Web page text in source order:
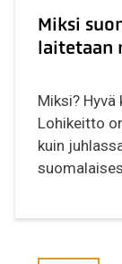
Miksi
laitetaan
Miksi?
Lohikeitto
kuin